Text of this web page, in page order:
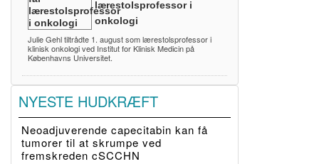
lærestolsprofessor i
onkologi
Julie Gehl tiltrådte 1. august som lærestolsprofessor i
klinisk onkologi ved Institut for Klinisk Medicin på
Københavns Universitet.
NYESTE HUDKRÆFT
Neoadjuverende capecitabin kan få
tumorer til at skrumpe ved
fremskreden cSCCHN